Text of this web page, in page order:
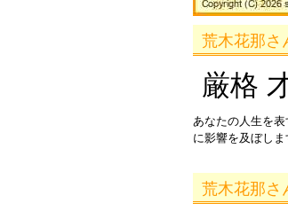
荒木花那さ
厳格
あなたの人生を
に影響を及ぼしま
荒木花那さ